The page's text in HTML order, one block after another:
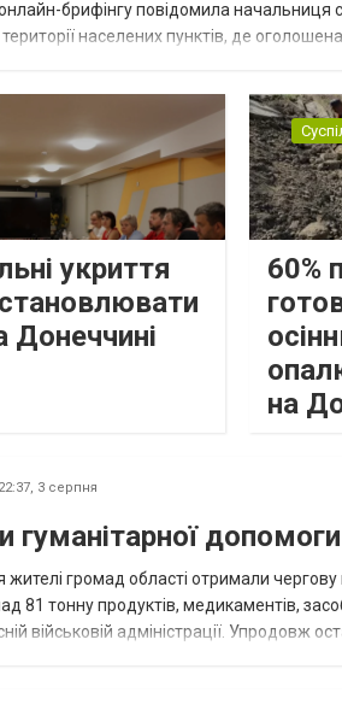
брифінгу повідомила
населених пунктів, де
укриття
Донеччині
60%
на
22:37, 3 серпня
гуманітарної
жителі громад області отримали
81 тонну продуктів, медикаментів,
військовій адміністрації. Упродовж